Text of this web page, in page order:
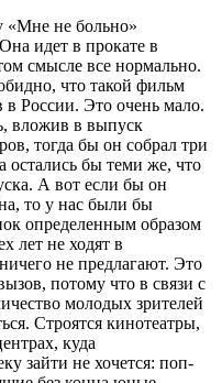
«Мне не больно»
идет в прокате в
смысле все нормально.
что такой фильм
в России. Это очень мало.
вложив в выпуск
тогда бы он собрал три
бы теми же, что
А вот если бы он
то у нас были бы
определенным образом
лет не ходят в
не предлагают. Это
потому что в связи с
молодых зрителей
Строятся кинотеатры,
куда
зайти не хочется: поп-